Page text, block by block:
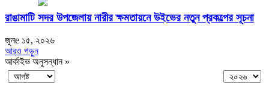
রাঙামাটি সদর উপজেলায় নারীর ক্ষমতায়নে উইভের নতুন প্রকল্পের সূচনা
জুনe ১৫, ২০২৬
আরও পড়ুন
আর্কাইভ অনুসন্ধান »